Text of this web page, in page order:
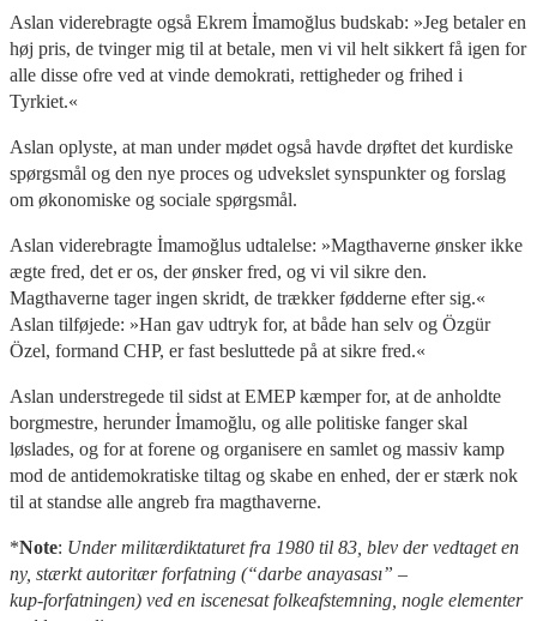
Aslan viderebragte også Ekrem İmamoğlus budskab: »Jeg betaler en
høj pris, de tvinger mig til at betale, men vi vil helt sikkert få igen for
alle disse ofre ved at vinde demokrati, rettigheder og frihed i
Tyrkiet.«
Aslan oplyste, at man under mødet også havde drøftet det kurdiske
spørgsmål og den nye proces og udvekslet synspunkter og forslag
om økonomiske og sociale spørgsmål.
Aslan viderebragte İmamoğlus udtalelse: »Magthaverne ønsker ikke
ægte fred, det er os, der ønsker fred, og vi vil sikre den.
Magthaverne tager ingen skridt, de trækker fødderne efter sig.«
Aslan tilføjede: »Han gav udtryk for, at både han selv og Özgür
Özel, formand CHP, er fast besluttede på at sikre fred.«
Aslan understregede til sidst at EMEP kæmper for, at de anholdte
borgmestre, herunder İmamoğlu, og alle politiske fanger skal
løslades, og for at forene og organisere en samlet og massiv kamp
mod de antidemokratiske tiltag og skabe en enhed, der er stærk nok
til at standse alle angreb fra magthaverne.
*Note: Under militærdiktaturet fra 1980 til 83, blev der vedtaget en
ny, stærkt autoritær forfatning (“darbe anayasası” –
kup‑forfatningen) ved en iscenesat folkeafstemning, nogle elementer